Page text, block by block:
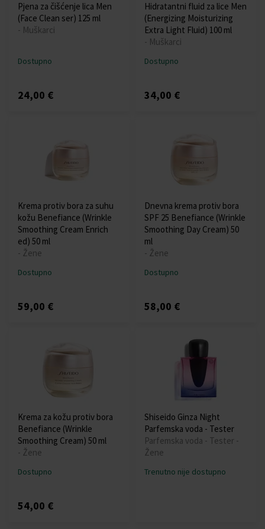
Pjena za čišćenje lica Men
(Face Clean ser) 125 ml
- Muškarci
Dostupno
24,00 €
Hidratantni fluid za lice Men
(Energizing Moisturizing
Extra Light Fluid) 100 ml
- Muškarci
Dostupno
34,00 €
Krema protiv bora za suhu
kožu Benefiance (Wrinkle
Smoothing Cream Enrich
ed) 50 ml
- Žene
Dostupno
59,00 €
Dnevna krema protiv bora
SPF 25 Benefiance (Wrinkle
Smoothing Day Cream) 50
ml
- Žene
Dostupno
58,00 €
Krema za kožu protiv bora
Benefiance (Wrinkle
Smoothing Cream) 50 ml
- Žene
Dostupno
54,00 €
Shiseido Ginza Night
Parfemska voda - Tester
Parfemska voda - Tester -
Žene
Trenutno nije dostupno